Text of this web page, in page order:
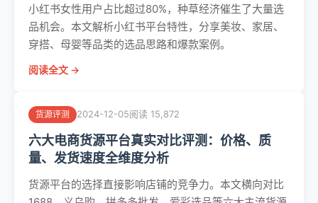
小红书女性用户占比超过80%，种草经济催生了大量选
品机会。本文解析小红书平台特性，分享美妆、家居、
穿搭、母婴等品类的选品思路和爆款案例。
阅读全文 →
货源评测 2024-12-05阅读 15,872
六大电商货源平台真实对比评测：价格、质
量、发货速度全维度分析
货源平台的选择直接影响店铺的竞争力。本文横向对比